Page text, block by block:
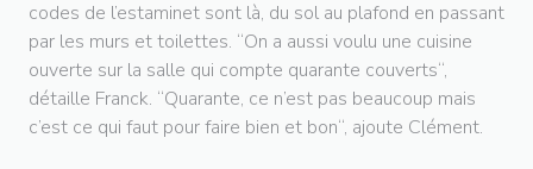
codes de l’estaminet sont là, du sol au plafond en passant
par les murs et toilettes. “On a aussi voulu une cuisine
ouverte sur la salle qui compte quarante couverts“,
détaille Franck. “Quarante, ce n’est pas beaucoup mais
c’est ce qui faut pour faire bien et bon“, ajoute Clément.